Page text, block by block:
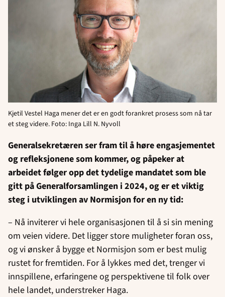
Kjetil Vestel Haga mener det er en godt forankret prosess som nå tar
et steg videre. Foto: Inga Lill N. Nyvoll
Generalsekretæren ser fram til å høre engasjementet
og refleksjonene som kommer, og påpeker at
arbeidet følger opp det tydelige mandatet som ble
gitt på Generalforsamlingen i 2024, og er et viktig
steg i utviklingen av Normisjon for en ny tid:
– Nå inviterer vi hele organisasjonen til å si sin mening
om veien videre. Det ligger store muligheter foran oss,
og vi ønsker å bygge et Normisjon som er best mulig
rustet for fremtiden. For å lykkes med det, trenger vi
innspillene, erfaringene og perspektivene til folk over
hele landet, understreker Haga.